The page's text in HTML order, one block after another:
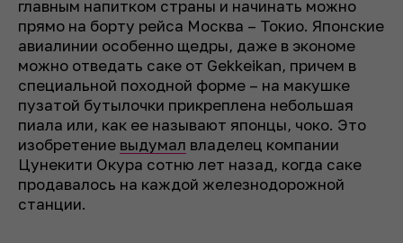
главным напитком страны и начинать можно
прямо на борту рейса Москва – Токио. Японские
авиалинии особенно щедры, даже в экономе
можно отведать саке от Gekkeikan, причем в
специальной походной форме – на макушке
пузатой бутылочки прикреплена небольшая
пиала или, как ее называют японцы, чоко. Это
изобретение выдумал владелец компании
Цунекити Окура сотню лет назад, когда саке
продавалось на каждой железнодорожной
станции.